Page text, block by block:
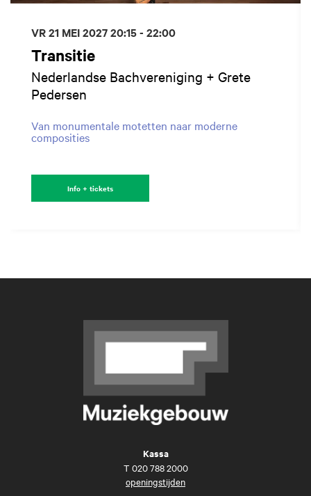
Transitie
Nederlandse Bachvereniging + Grete
Pedersen
Van monumentale motetten naar moderne
composities
VR 21 MEI 202720:15 - 22:00
Info + tickets
Kassa
T 020 788 2000
openingstijden